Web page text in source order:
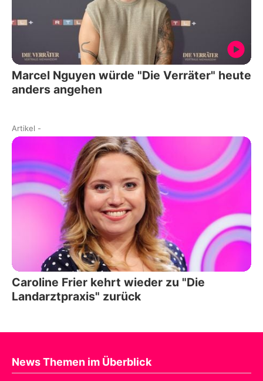
Marcel Nguyen würde "Die Verräter" heute
anders angehen
Artikel -
Caroline Frier kehrt wieder zu "Die
Landarztpraxis" zurück
News Themen im Überblick